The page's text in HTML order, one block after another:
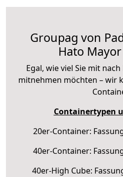
Groupag von
Hato
Egal, wie viel Sie mit
mitnehmen möchten – wir
Containertypen
20er-Container:
40er-Container:
40er-High Cube: